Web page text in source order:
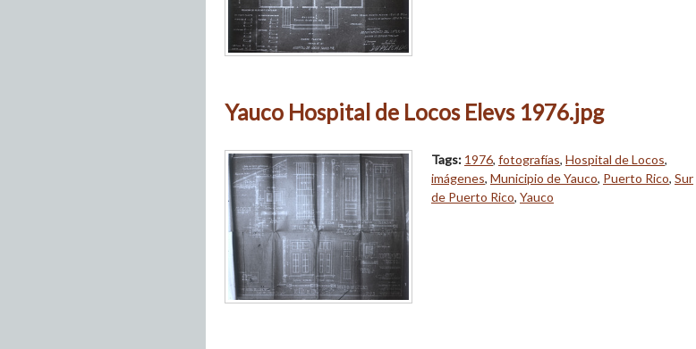
Yauco Hospital de Locos Elevs 1976.jpg
Tags: 1976, fotografías, Hospital de Locos,
imágenes, Municipio de Yauco, Puerto Rico, Sur
de Puerto Rico, Yauco